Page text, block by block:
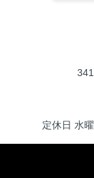
定休日 水